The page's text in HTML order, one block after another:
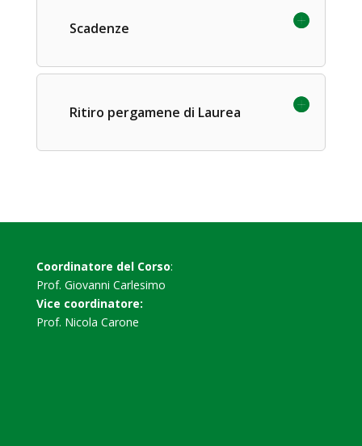
Scadenze
Ritiro pergamene di Laurea
Coordinatore del Corso:
Prof. Giovanni Carlesimo
Vice coordinatore:
Prof. Nicola Carone